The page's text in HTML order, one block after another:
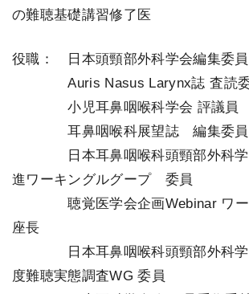
の難聴基礎講習修了医
役職： 日本頭頸部外科学会編集委員
＿＿＿＿Auris Nasus Larynx誌 査読
＿＿＿＿小児耳鼻咽喉科学会 評議員
＿＿＿＿耳鼻咽喉科展望誌 編集委員
日本耳鼻咽喉科頭頸部外科
進ワーキングルグープ 委員
＿＿＿＿聴覚医学会企画Webinar ワ
座長
日本耳鼻咽喉科頭頸部外科
度難聴実態調査WG 委員